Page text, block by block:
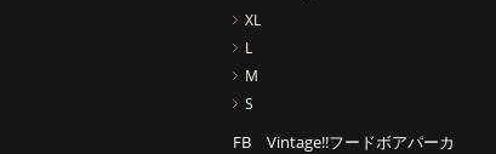
XL
L
M
S
FB Vintage!!フードボアパーカ